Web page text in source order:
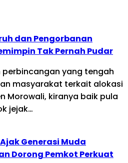
dan Pengorbanan
Tak Pernah Pudar
perbincangan yang tengah
masyarakat terkait alokasi
Morowali, kiranya baik pula
jejak…
Generasi Muda
Dorong Pemkot Perkuat